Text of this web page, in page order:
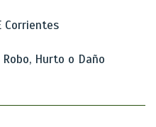
Corrientes
Hurto o Daño